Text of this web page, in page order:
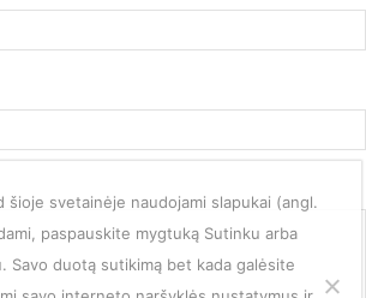
šioje svetainėje naudojami slapukai (angl.
paspauskite mygtuką Sutinku arba
Savo duotą sutikimą bet kada galėsite